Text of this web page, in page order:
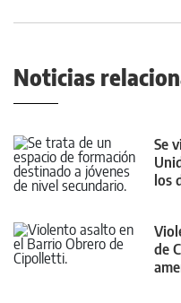
Noticias
Se
los
de